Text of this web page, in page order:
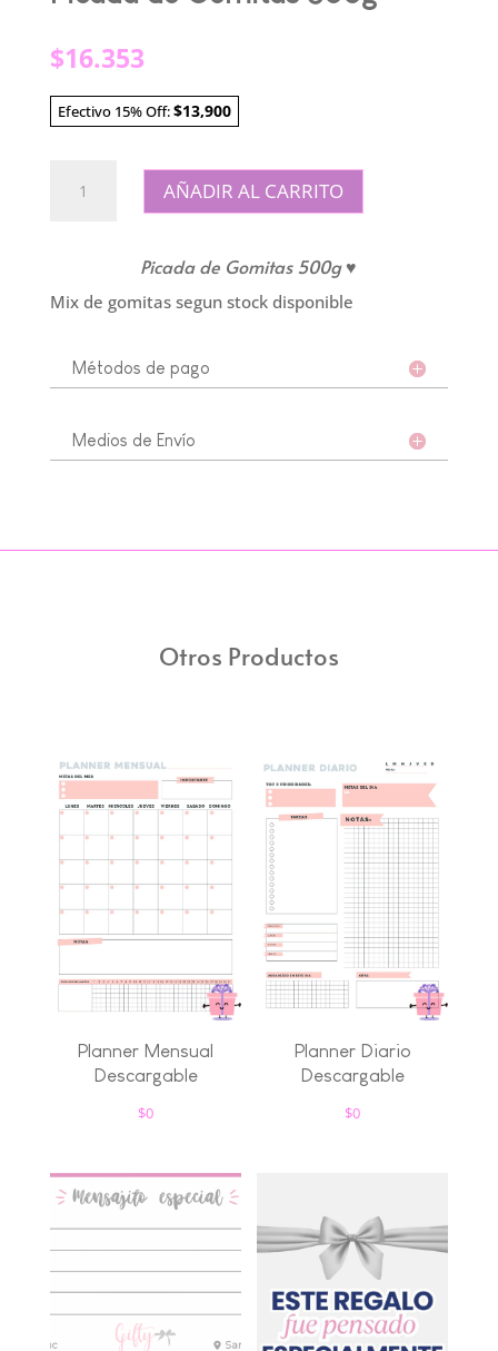
$16.353
Efectivo 15% Off:$13,900
AÑADIR AL CARRITO
Picada de Gomitas 500g ♥
Mix de gomitas segun stock disponible
Métodos de pago
Medios de Envío
Otros Productos
Planner Mensual
Descargable
$0
Planner Diario
Descargable
$0